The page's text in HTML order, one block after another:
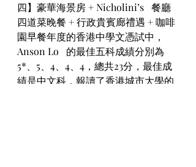
四】豪華海景房 + Nicholini’s   餐廳
四道菜晚餐 + 行政貴賓廊禮遇 + 咖啡
園早餐年度的香港中學文憑試中，
Anson Lo   的最佳五科成績分別為
5*、5、4、4、4，總共23分，最佳成
績是中文科，報讀了香港城市大學的